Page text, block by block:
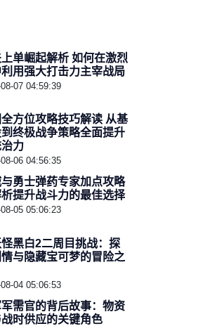
单崛起解析 如何在激烈
用强大打击力主宰战局
07 04:59:39
方位攻略技巧解读 从基
终极战争策略全面提升
力
06 04:56:35
勇士弹药专家加点攻略
提升战斗力的最佳选择
05 05:06:23
怪黑白2二周目挑战：探
与隐藏宝可梦的冒险之
04 05:06:53
需官的背后故事：物资
时供应的关键角色